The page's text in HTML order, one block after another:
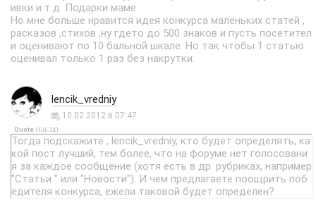
ивки и т.д. Подарки маме.
Но мне больше нравится идея конкурса маленьких статей ,
расказов ,стихов ,ну гдето до 500 знаков и пусть посетител
и оценивают по 10 бальной шкале. Но так чтобы 1 статью
оценивал только 1 раз без накрутки.
lencik_vredniy
10.02.2012 в 07:47
Quote (fill-74)
Тогда подскажите , lencik_vredniy, кто будет определять, ка
кой пост лучший, тем более, что на форуме нет голосовани
я за каждое сообщение (хотя есть в др. рубриках, например
"Статьи " или "Новости"). И чем предлагаете поощрить поб
едителя конкурса, ежели таковой будет определен?